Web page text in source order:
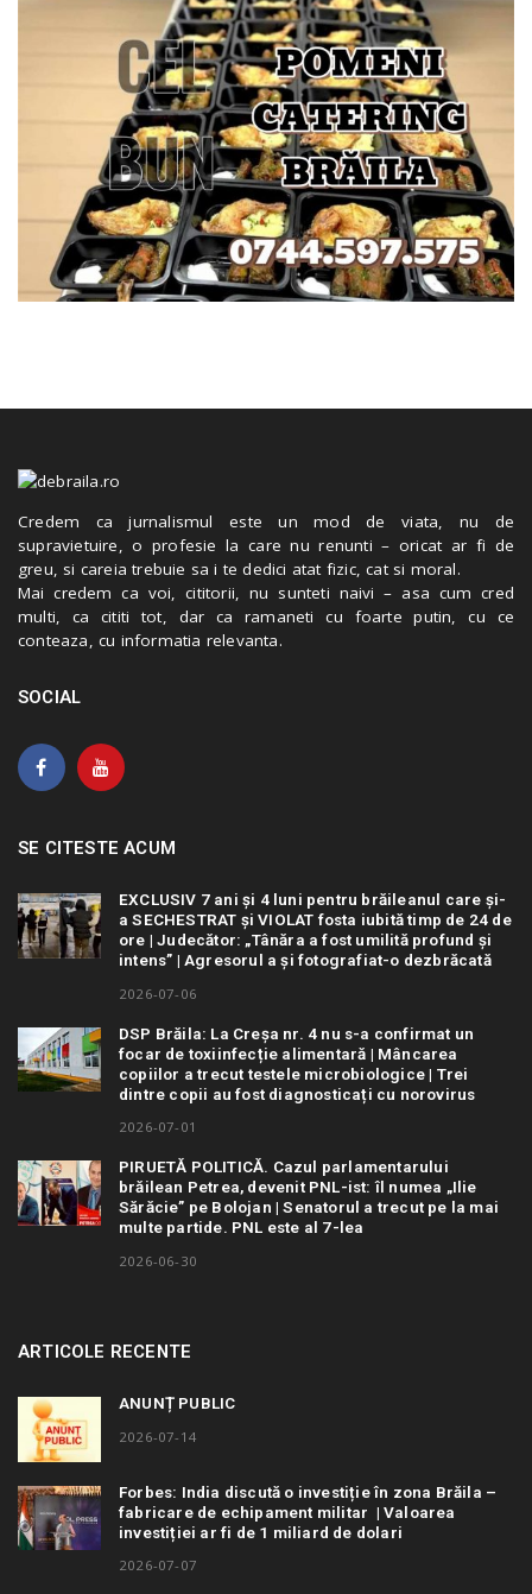
Credem ca jurnalismul este un mod de viata, nu de
supravietuire, o profesie la care nu renunti – oricat ar fi de
greu, si careia trebuie sa i te dedici atat fizic, cat si moral.
Mai credem ca voi, cititorii, nu sunteti naivi – asa cum cred
multi, ca cititi tot, dar ca ramaneti cu foarte putin, cu ce
conteaza, cu informatia relevanta.
SOCIAL
SE CITESTE ACUM
EXCLUSIV 7 ani și 4 luni pentru brăileanul care și-
a SECHESTRAT și VIOLAT fosta iubită timp de 24 de
ore | Judecător: „Tânăra a fost umilită profund și
intens” | Agresorul a și fotografiat-o dezbrăcată
2026-07-06
DSP Brăila: La Creșa nr. 4 nu s-a confirmat un
focar de toxiinfecție alimentară | Mâncarea
copiilor a trecut testele microbiologice | Trei
dintre copii au fost diagnosticați cu norovirus
2026-07-01
PIRUETĂ POLITICĂ. Cazul parlamentarului
brăilean Petrea, devenit PNL-ist: îl numea „Ilie
Sărăcie” pe Bolojan | Senatorul a trecut pe la mai
multe partide. PNL este al 7-lea
2026-06-30
ARTICOLE RECENTE
ANUNȚ PUBLIC
2026-07-14
Forbes: India discută o investiție în zona Brăila –
fabricare de echipament militar | Valoarea
investiției ar fi de 1 miliard de dolari
2026-07-07